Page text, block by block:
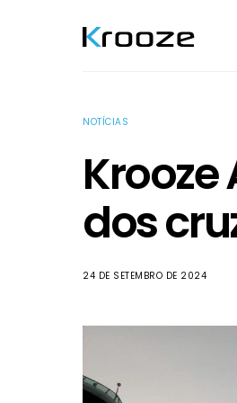
NOTÍCIAS
dos
24 DE SETEMBRO DE 2024